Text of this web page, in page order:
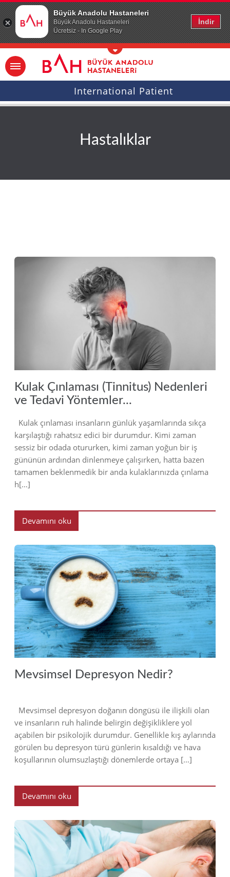
Büyük Anadolu Hastaneleri
Büyük Anadolu Hastaneleri
Ücretsiz - In Google Play
İndir
Ana icerige atla
International Patient
Hastalıklar
Kulak Çınlaması (Tinnitus) Nedenleri
ve Tedavi Yöntemler...
Kulak çınlaması insanların günlük yaşamlarında sıkça
karşılaştığı rahatsız edici bir durumdur. Kimi zaman
sessiz bir odada otururken, kimi zaman yoğun bir iş
gününün ardından dinlenmeye çalışırken, hatta bazen
tamamen beklenmedik bir anda kulaklarınızda çınlama
h[…]
Devamını oku
2023
Mevsimsel Depresyon Nedir?
Mevsimsel depresyon doğanın döngüsü ile ilişkili olan
ve insanların ruh halinde belirgin değişikliklere yol
açabilen bir psikolojik durumdur. Genellikle kış aylarında
görülen bu depresyon türü günlerin kısaldığı ve hava
koşullarının olumsuzlaştığı dönemlerde ortaya […]
Devamını oku